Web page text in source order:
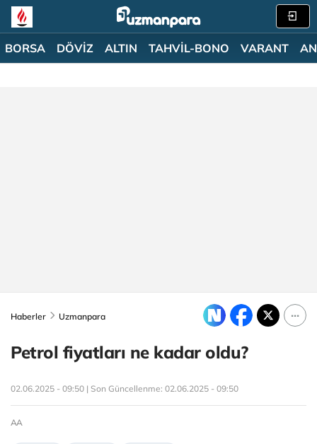
BORSA DÖVİZ ALTIN TAHVİL-BONO VARANT
Haberler Uzmanpara
Petrol fiyatları ne kadar oldu?
02.06.2025 - 09:50 | Son Güncellenme: 02.06.2025 - 09:50
AA